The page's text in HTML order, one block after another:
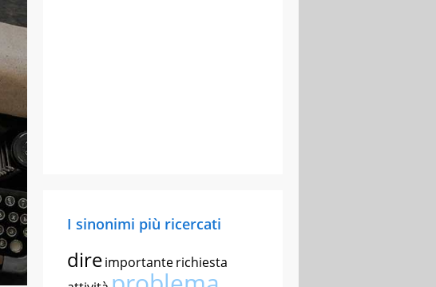
I sinonimi più ricercati
direimportanterichiesta